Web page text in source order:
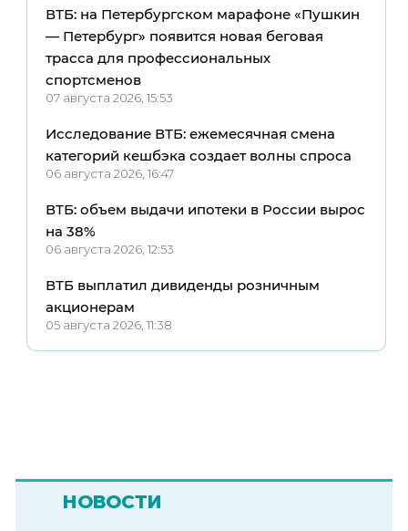
ВТБ: на Петербургском марафоне «Пушкин
— Петербург» появится новая беговая
трасса для профессиональных
спортсменов
07 августа 2026, 15:53
Исследование ВТБ: ежемесячная смена
категорий кешбэка создает волны спроса
06 августа 2026, 16:47
ВТБ: объем выдачи ипотеки в России вырос
на 38%
06 августа 2026, 12:53
ВТБ выплатил дивиденды розничным
акционерам
05 августа 2026, 11:38
НОВОСТИ